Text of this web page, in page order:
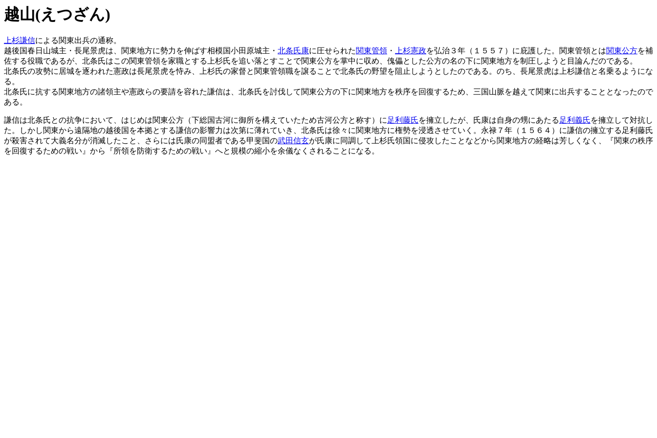
越山(えつざん)
上杉謙信による関東出兵の通称。
越後国春日山城主・長尾景虎は、関東地方に勢力を伸ばす相模国小田原城主・ 北条氏康に圧せられた関東管領 ・ 上杉憲政を弘治３年（１５５７）に庇護した。関東管領とは関東公方を補
佐する役職であるが、北条氏はこの関東管領を家職とする上杉氏を追い落とすことで関東公方を掌中に収め、傀儡とした公方の名の下に関東地方を制圧しようと目論んだのである。
北条氏の攻勢に居城を逐われた憲政は長尾景虎を恃み、上杉氏の家督と関東管領職を譲ることで北条氏の野望を阻止しようとしたのである。のち、長尾景虎は上杉謙信と名乗るようにな
る。
北条氏に抗する関東地方の諸領主や憲政らの要請を容れた謙信は、北条氏を討伐して関東公方の下に関東地方を秩序を回復するため、三国山脈を越えて関東に出兵することとなったので
ある。
謙信は北条氏との抗争において、はじめは関東公方（下総国古河に御所を構えていたため古河公方と称す）に足利藤氏を擁立したが、氏康は自身の甥にあたる足利義氏を擁立して対抗し
た。しかし関東から遠隔地の越後国を本拠とする謙信の影響力は次第に薄れていき、北条氏は徐々に関東地方に権勢を浸透させていく。永禄７年（１５６４）に謙信の擁立する足利藤氏
が殺害されて大義名分が消滅したこと、さらには氏康の同盟者である甲斐国の武田信玄が氏康に同調して上杉氏領国に侵攻したことなどから関東地方の経略は芳しくなく、『関東の秩序
を回復するための戦い』から『所領を防衛するための戦い』へと規模の縮小を余儀なくされることになる。